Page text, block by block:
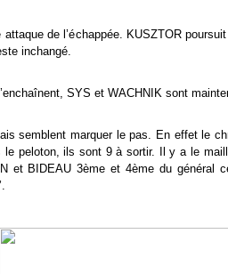
attaque de l’échappée. KUSZTOR
inchangé.
SYS et WACHNIK sont
semblent marquer le pas. En effet le
le peloton, ils sont 9 à sortir. Il y a le
et BIDEAU 3ème et 4ème du général